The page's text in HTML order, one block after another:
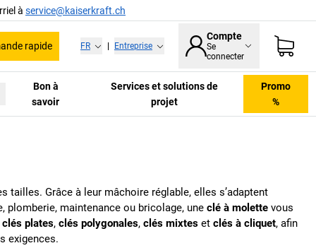
à service@kaiserkraft.ch
rapide FR Entreprise
Compte
Se
connecter
Bon à
savoir
Services et solutions de
projet
Promo
%
Grâce à leur mâchoire réglable, elles s’adaptent
plomberie, maintenance ou bricolage, une clé à molette vous
clés plates, clés polygonales, clés mixtes et clés à cliquet, afin
exigences.